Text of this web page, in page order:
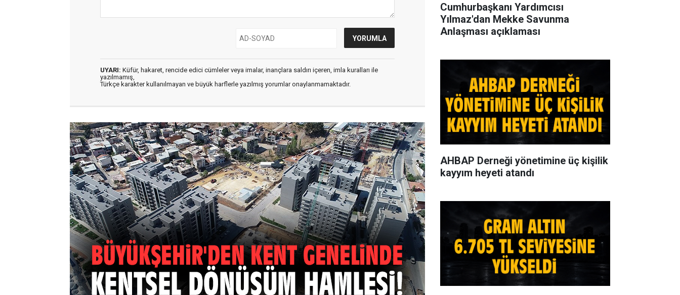
UYARI: Küfür, hakaret, rencide edici cümleler veya imalar, inançlara saldırı içeren, imla kuralları ile
yazılmamış,
Türkçe karakter kullanılmayan ve büyük harflerle yazılmış yorumlar onaylanmamaktadır.
Cumhurbaşkanı Yardımcısı
Yılmaz'dan Mekke Savunma
Anlaşması açıklaması
AHBAP Derneği yönetimine üç kişilik
kayyım heyeti atandı